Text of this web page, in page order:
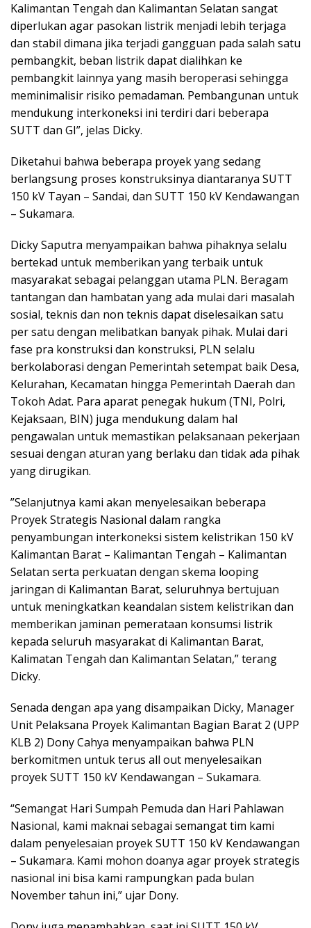
Kalimantan Tengah dan Kalimantan Selatan sangat
diperlukan agar pasokan listrik menjadi lebih terjaga
dan stabil dimana jika terjadi gangguan pada salah satu
pembangkit, beban listrik dapat dialihkan ke
pembangkit lainnya yang masih beroperasi sehingga
meminimalisir risiko pemadaman. Pembangunan untuk
mendukung interkoneksi ini terdiri dari beberapa
SUTT dan GI”, jelas Dicky.
Diketahui bahwa beberapa proyek yang sedang
berlangsung proses konstruksinya diantaranya SUTT
150 kV Tayan – Sandai, dan SUTT 150 kV Kendawangan
– Sukamara.
Dicky Saputra menyampaikan bahwa pihaknya selalu
bertekad untuk memberikan yang terbaik untuk
masyarakat sebagai pelanggan utama PLN. Beragam
tantangan dan hambatan yang ada mulai dari masalah
sosial, teknis dan non teknis dapat diselesaikan satu
per satu dengan melibatkan banyak pihak. Mulai dari
fase pra konstruksi dan konstruksi, PLN selalu
berkolaborasi dengan Pemerintah setempat baik Desa,
Kelurahan, Kecamatan hingga Pemerintah Daerah dan
Tokoh Adat. Para aparat penegak hukum (TNI, Polri,
Kejaksaan, BIN) juga mendukung dalam hal
pengawalan untuk memastikan pelaksanaan pekerjaan
sesuai dengan aturan yang berlaku dan tidak ada pihak
yang dirugikan.
”Selanjutnya kami akan menyelesaikan beberapa
Proyek Strategis Nasional dalam rangka
penyambungan interkoneksi sistem kelistrikan 150 kV
Kalimantan Barat – Kalimantan Tengah – Kalimantan
Selatan serta perkuatan dengan skema looping
jaringan di Kalimantan Barat, seluruhnya bertujuan
untuk meningkatkan keandalan sistem kelistrikan dan
memberikan jaminan pemerataan konsumsi listrik
kepada seluruh masyarakat di Kalimantan Barat,
Kalimatan Tengah dan Kalimantan Selatan,” terang
Dicky.
Senada dengan apa yang disampaikan Dicky, Manager
Unit Pelaksana Proyek Kalimantan Bagian Barat 2 (UPP
KLB 2) Dony Cahya menyampaikan bahwa PLN
berkomitmen untuk terus all out menyelesaikan
proyek SUTT 150 kV Kendawangan – Sukamara.
“Semangat Hari Sumpah Pemuda dan Hari Pahlawan
Nasional, kami maknai sebagai semangat tim kami
dalam penyelesaian proyek SUTT 150 kV Kendawangan
– Sukamara. Kami mohon doanya agar proyek strategis
nasional ini bisa kami rampungkan pada bulan
November tahun ini,” ujar Dony.